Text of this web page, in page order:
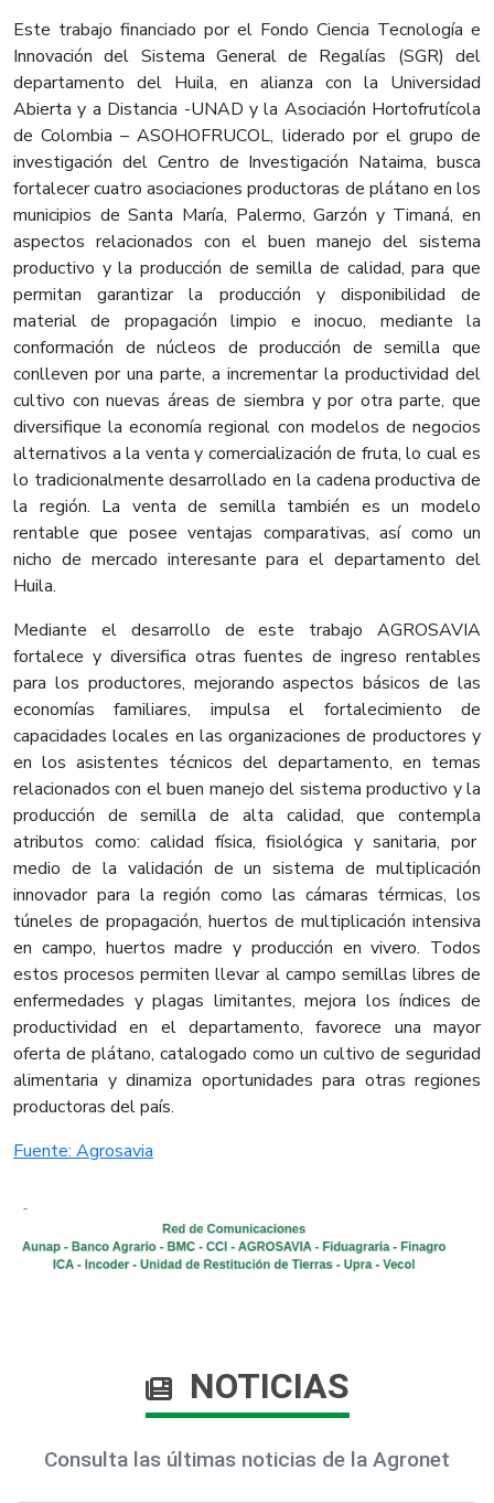
Este trabajo financiado por el Fondo Ciencia Tecnología e
Innovación del Sistema General de Regalías (SGR) del
departamento del Huila, en alianza con la Universidad
Abierta y a Distancia -UNAD y la Asociación Hortofrutícola
de Colombia – ASOHOFRUCOL, liderado por el grupo de
investigación del Centro de Investigación Nataima, busca
fortalecer cuatro asociaciones productoras de plátano en los
municipios de Santa María, Palermo, Garzón y Timaná, en
aspectos relacionados con el buen manejo del sistema
productivo y la producción de semilla de calidad, para que
permitan garantizar la producción y disponibilidad de
material de propagación limpio e inocuo, mediante la
conformación de núcleos de producción de semilla que
conlleven por una parte, a incrementar la productividad del
cultivo con nuevas áreas de siembra y por otra parte, que
diversifique la economía regional con modelos de negocios
alternativos a la venta y comercialización de fruta, lo cual es
lo tradicionalmente desarrollado en la cadena productiva de
la región. La venta de semilla también es un modelo
rentable que posee ventajas comparativas, así como un
nicho de mercado interesante para el departamento del
Huila.
Mediante el desarrollo de este trabajo AGROSAVIA
fortalece y diversifica otras fuentes de ingreso rentables
para los productores, mejorando aspectos básicos de las
economías familiares, impulsa el fortalecimiento de
capacidades locales en las organizaciones de productores y
en los asistentes técnicos del departamento, en temas
relacionados con el buen manejo del sistema productivo y la
producción de semilla de alta calidad, que contempla
atributos como: calidad física, fisiológica y sanitaria, por
medio de la validación de un sistema de multiplicación
innovador para la región como las cámaras térmicas, los
túneles de propagación, huertos de multiplicación intensiva
en campo, huertos madre y producción en vivero. Todos
estos procesos permiten llevar al campo semillas libres de
enfermedades y plagas limitantes, mejora los índices de
productividad en el departamento, favorece una mayor
oferta de plátano, catalogado como un cultivo de seguridad
alimentaria y dinamiza oportunidades para otras regiones
productoras del país.​
Fuente: Agrosavia​
NOTICIAS
Consulta las últimas noticias de la Agronet